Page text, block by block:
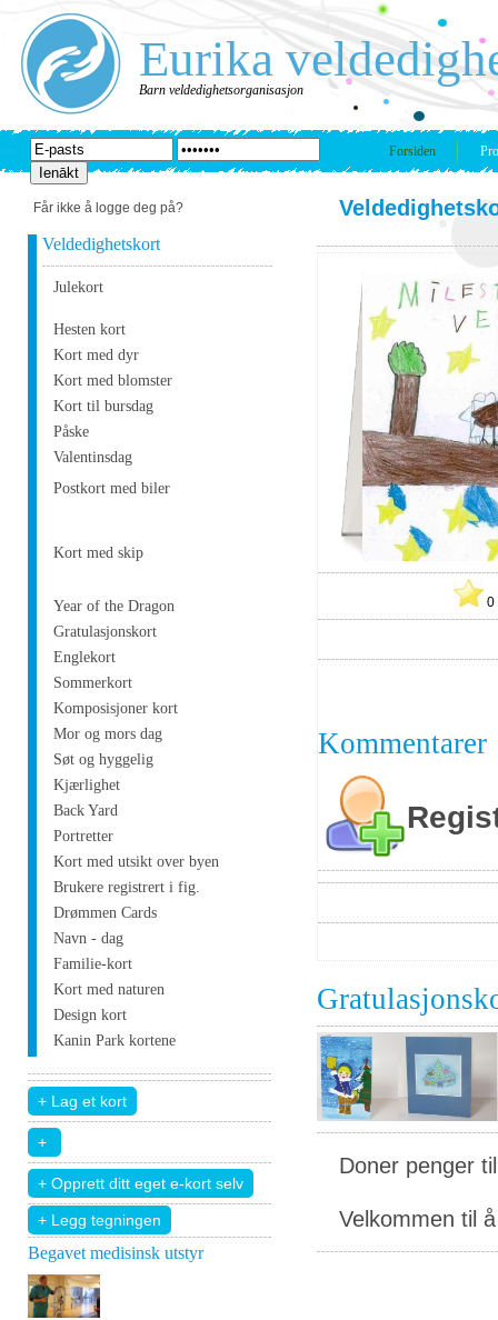
Eurika
Barn veldedighetsorganisasjon
Forsiden
Får ikke å logge deg på?
Veldedighetskort
Julekort
Hesten kort
Kort med dyr
Kort med blomster
Kort til bursdag
Påske
Valentinsdag
Postkort med biler
Kort med skip
Year of the Dragon
Gratulasjonskort
Englekort
Sommerkort
Komposisjoner kort
Mor og mors dag
Søt og hyggelig
Kjærlighet
Back Yard
Portretter
Kort med utsikt over byen
Brukere registrert i fig.
Drømmen Cards
Navn - dag
Familie-kort
Kort med naturen
Design kort
Kanin Park kortene
+ Legg tegningen
Begavet medisinsk utstyr
Kommentarer
Doner penger
Velkommen til